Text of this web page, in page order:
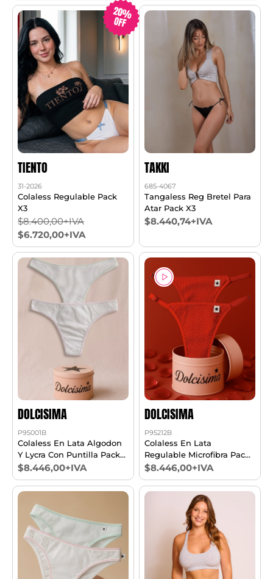
20%
OFF
TIENTO
31-2026
Colaless Regulable Pack
X3
$8.400,00+IVA
$6.720,00+IVA
TAKKI
685-4067
Tangaless Reg Bretel Para
Atar Pack X3
$8.440,74+IVA
DOLCISIMA
P95001B
Colaless En Lata Algodon
Y Lycra Con Puntilla Pack
X2 T1/4
$8.446,00+IVA
DOLCISIMA
P95212B
Colaless En Lata
Regulable Microfibra Pack
X2 T1/4
$8.446,00+IVA